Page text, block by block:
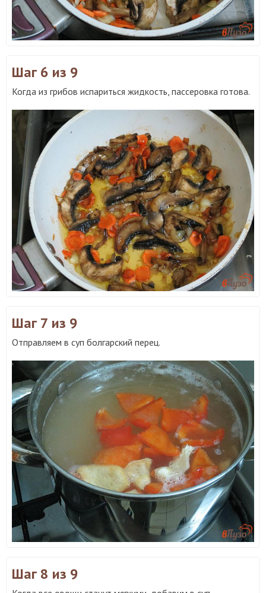
Шаг 6 из 9
Когда из грибов испариться жидкость, пассеровка готова.
Шаг 7 из 9
Отправляем в суп болгарский перец.
Шаг 8 из 9